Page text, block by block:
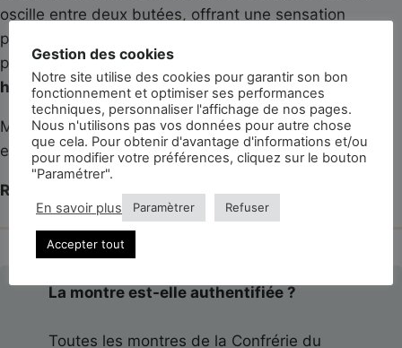
oscille entre deux butées, offrant une sensation
particulière au porter et un intérêt historique majeur
pour les amateurs de montres anciennes. Il affiche les
heures, minutes et seconde centrale.
Montée sur unbracelet en cuir de buffle marron
est livrée avec sasuédine de voyage.
Révisée et garantie 3 ans – NON ÉTANCHE.
La montre est-elle authentifiée ?
Toutes les montres de la Confrérie du
Gestion des cookies
Notre site utilise des cookies pour garantir son bon
fonctionnement et optimiser ses performances
techniques, personnaliser l'affichage de nos pages.
Nous n'utilisons pas vos données pour autre chose
que cela. Pour obtenir d'avantage d'informations et/ou
pour modifier votre préférences, cliquez sur le bouton
"Paramétrer".
En savoir plus Paramètrer Refuser
Accepter tout